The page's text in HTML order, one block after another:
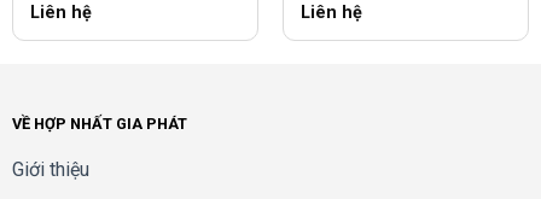
Liên hệ Liên hệ
VỀ HỢP NHẤT GIA PHÁT
Giới thiệu